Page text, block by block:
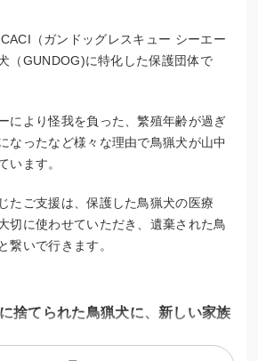
（ガンドッグレスキュー シーエー
（GUNDOG)に特化した保護団体で
により怪我を負った、繁殖年齢が過ぎ
なったなど様々な理由で鳥猟犬が山中
います。
たご支援は、保護した鳥猟犬の医療
切に使わせていただき、遺棄された鳥
繋いで行きます。
捨てられた鳥猟犬に、新しい家族